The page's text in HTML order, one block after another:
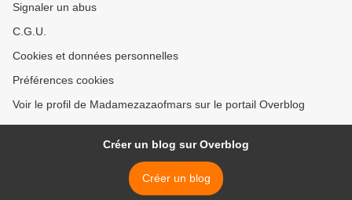
Signaler un abus
C.G.U.
Cookies et données personnelles
Préférences cookies
Voir le profil de Madamezazaofmars sur le portail Overblog
Créer un blog sur Overblog
Créer un blog